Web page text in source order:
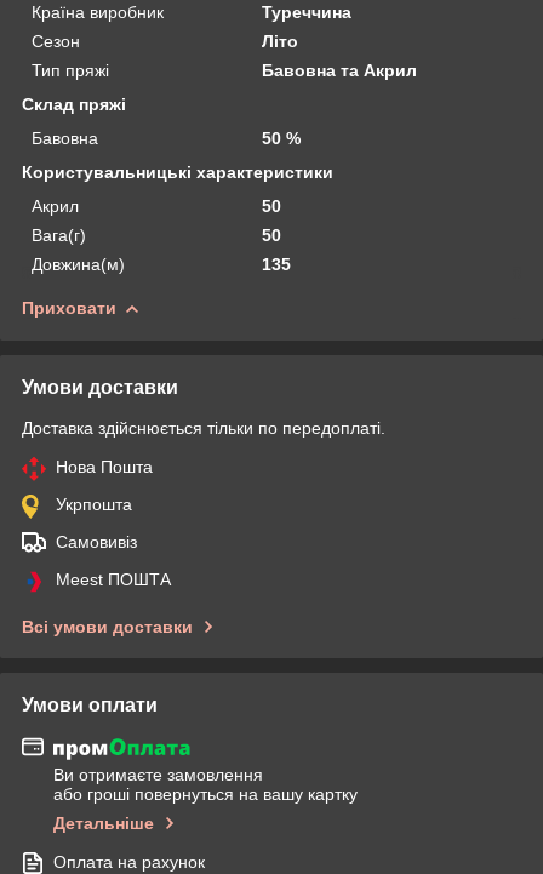
Країна виробник
Туреччина
Сезон
Літо
Тип пряжі
Бавовна та Акрил
Склад пряжі
Бавовна
50 %
Користувальницькі характеристики
Акрил
50
Вага(г)
50
Довжина(м)
135
Приховати
Умови доставки
Доставка здійснюється тільки по передоплаті.
Нова Пошта
Укрпошта
Самовивіз
Meest ПОШТА
Всі умови доставки
Умови оплати
Ви отримаєте замовлення
або гроші повернуться на вашу картку
Детальніше
Оплата на рахунок